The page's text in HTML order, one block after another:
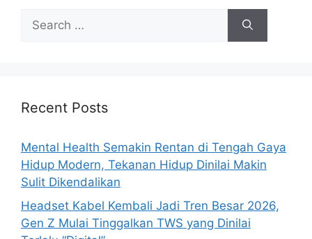
h
r
:
Recent Posts
Mental Health Semakin Rentan di Tengah Gaya
Hidup Modern, Tekanan Hidup Dinilai Makin
Sulit Dikendalikan
Headset Kabel Kembali Jadi Tren Besar 2026,
Gen Z Mulai Tinggalkan TWS yang Dinilai